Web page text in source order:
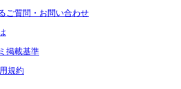
ご質問・お問い合わせ
掲載基準
規約